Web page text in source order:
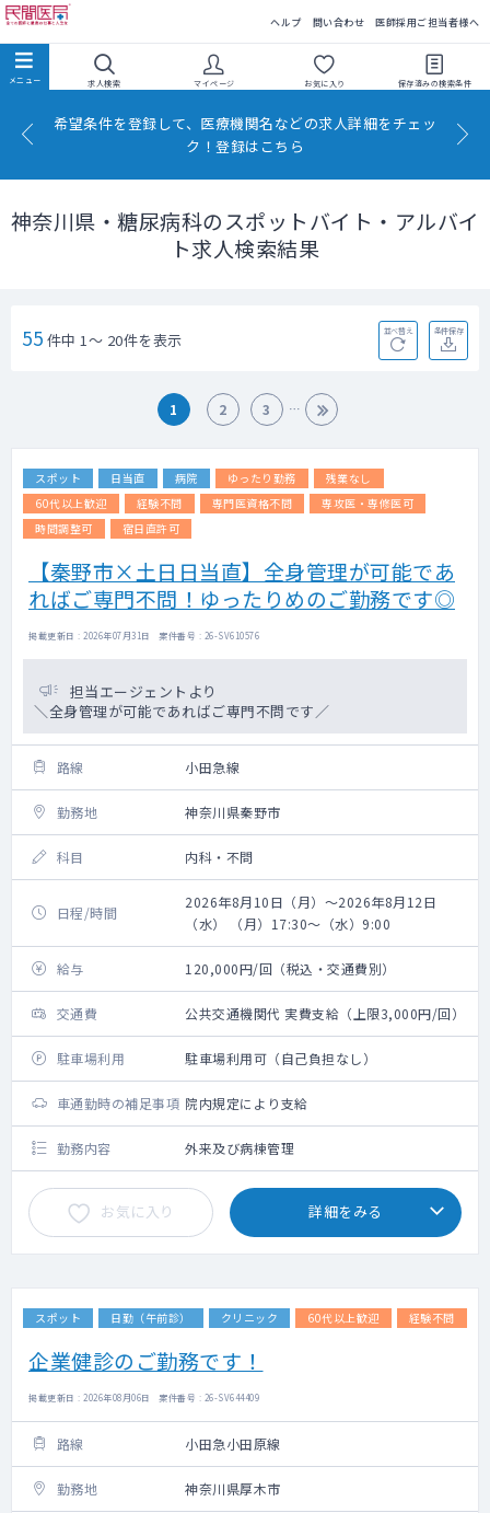
ヘルプ 問い合わせ 医師採用ご担当者様へ
求人検索 マイページ お気に入り 保存済みの検索条件
希望条件を登録して、医療機関名などの求人詳細をチェッ
ク！登録はこちら
神奈川県・糖尿病科のスポットバイト・アルバイ
ト求人検索結果
55 件中 1～ 20件を表示 並べ替え 条件保存
1 2 3
スポット 日当直 病院 ゆったり勤務
残業なし
60代以上歓迎
経験不問 専門医資格不問
専攻医・専修医可
時間調整可
宿日直許可
【秦野市×土日日当直】全身管理が可能であ
ればご専門不問！ゆったりめのご勤務です◎
掲載更新日 : 2026年07月31日 案件番号 : 26-SV610576
担当エージェントより
＼全身管理が可能であればご専門不問です／
路線 小田急線
勤務地 神奈川県秦野市
科目 内科・不問
日程/時間
2026年8月10日（月）～2026年8月12日
（水） （月）17:30～（水）9:00
給与 120,000円/回（税込・交通費別）
交通費 公共交通機関代 実費支給（上限3,000円/回）
駐車場利用 駐車場利用可（自己負担なし）
車通勤時の補足事項 院内規定により支給
勤務内容 外来及び病棟管理
お気に入り 詳細をみる
スポット 日勤（午前診） クリニック 60代以上歓迎 経験不問
企業健診のご勤務です！
掲載更新日 : 2026年08月06日 案件番号 : 26-SV644409
路線 小田急小田原線
勤務地 神奈川県厚木市